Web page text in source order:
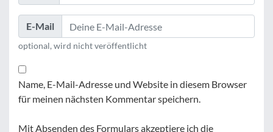
E-Mail
optional, wird nicht veröffentlicht
Name, E-Mail-Adresse und Website in diesem Browser
für meinen nächsten Kommentar speichern.
Mit Absenden des Formulars akzeptiere ich die